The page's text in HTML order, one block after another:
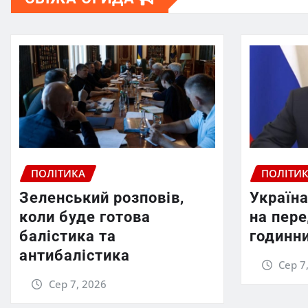
ПОЛІТИКА
Зеленський розповів,
коли буде готова
балістика та
антибалістика
Сер 7, 2026
на
Сер